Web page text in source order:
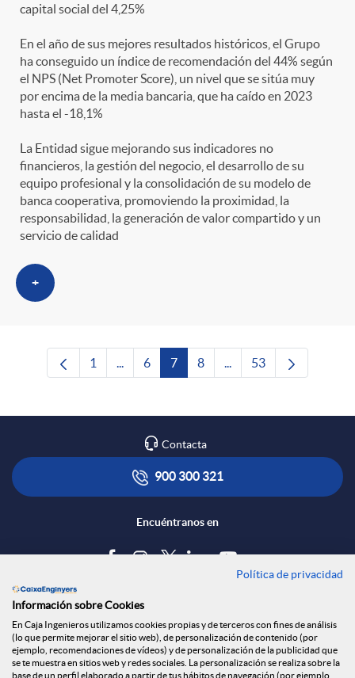
capital social del 4,25%
En el año de sus mejores resultados históricos, el Grupo
ha conseguido un índice de recomendación del 44% según
el NPS (Net Promoter Score), un nivel que se sitúa muy
por encima de la media bancaria, que ha caído en 2023
hasta el -18,1%
La Entidad sigue mejorando sus indicadores no
financieros, la gestión del negocio, el desarrollo de su
equipo profesional y la consolidación de su modelo de
banca cooperativa, promoviendo la proximidad, la
responsabilidad, la generación de valor compartido y un
servicio de calidad
+
Página
1 ...Páginas intermedias Use TAB para
Página
6 Página
7 Página
8 ...Páginas intermedias
Página
53
Contacta
900 300 321
Encuéntranos en
Tablón de anuncios
Política de cookies
Aviso legal
Política de privacidad
Información sobre Cookies
En Caja Ingenieros utilizamos cookies propias y de terceros con fines de análisis
(lo que permite mejorar el sitio web), de personalización de contenido (por
ejemplo, recomendaciones de vídeos) y de personalización de la publicidad que
se te muestra en sitios web y redes sociales. La personalización se realiza sobre la
base de un perfil elaborado a partir de tus hábitos de navegación (por ejemplo,